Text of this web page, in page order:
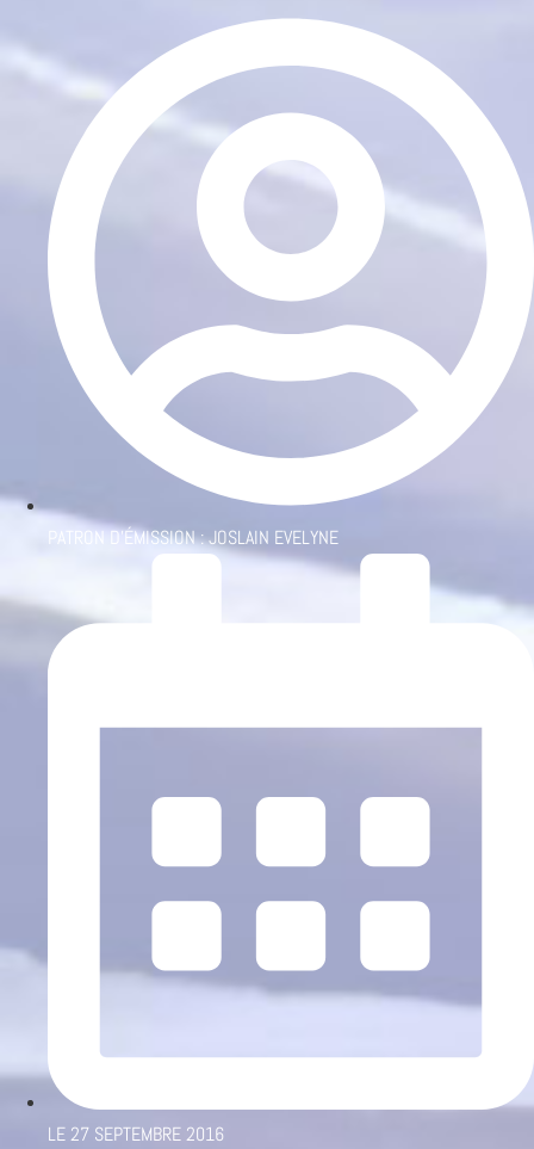
PATRON D'ÉMISSION :JOSLAIN EVELYNE
LE27 SEPTEMBRE 2016